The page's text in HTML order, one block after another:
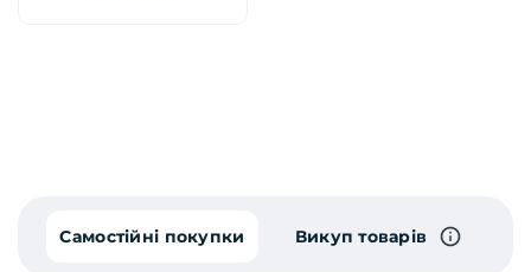
Самостійні покупки Викуп товарів